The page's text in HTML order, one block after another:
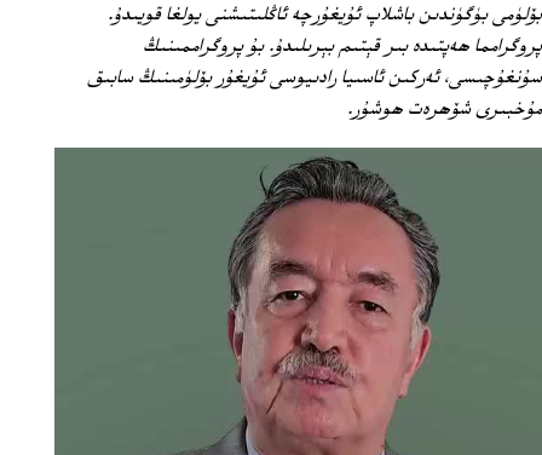
بۆلۈمى بۈگۈندىن باشلاپ ئۇيغۇرچە ئاڭلىتىشنى يولغا قويىدۇ.
پروگرامما ھەپتىدە بىر قېتىم بېرىلىدۇ. بۇ پروگراممىنىڭ
سۇنغۇچىسى، ئەركىن ئاسىيا رادىيوسى ئۇيغۇر بۆلۈمىنىڭ سابىق
مۇخبىرى شۆھرەت ھوشۇر.